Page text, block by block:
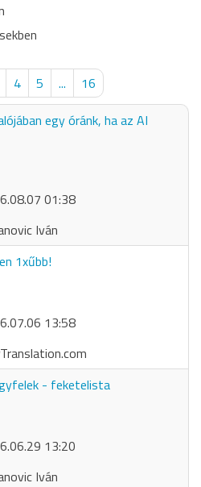
4 5 ...
16
egy óránk, ha az AI
01:38
Iván
1xűbb!
13:58
- feketelista
13:20
Iván